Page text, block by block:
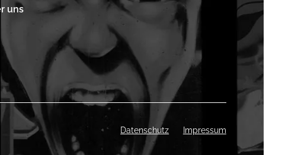
uns
Datenschutz Impressum